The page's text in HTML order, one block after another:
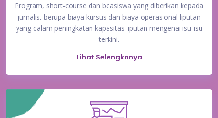
Program, short-course dan beasiswa yang diberikan kepada
jurnalis, berupa biaya kursus dan biaya operasional liputan
yang dalam peningkatan kapasitas liputan mengenai isu-isu
terkini.
Lihat Selengkanya